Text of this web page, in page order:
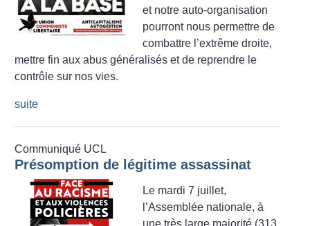
et notre auto-organisation
pourront nous permettre de
combattre l’extrême droite,
mettre fin aux abus généralisés et de reprendre le
contrôle sur nos vies.
suite
Communiqué UCL
Présomption de légitime assassinat
Le mardi 7 juillet,
l’Assemblée nationale, à
une très large majorité (313